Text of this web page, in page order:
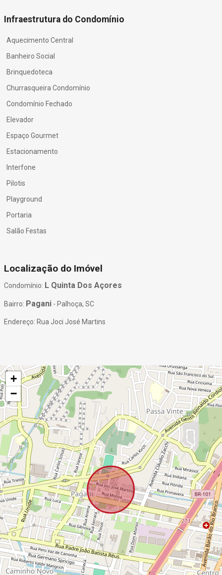
Infraestrutura do Condomínio
Aquecimento Central
Banheiro Social
Brinquedoteca
Churrasqueira Condomínio
Condomínio Fechado
Elevador
Espaço Gourmet
Estacionamento
Interfone
Pilotis
Playground
Portaria
Salão Festas
Localização do Imóvel
Condomínio: L Quinta Dos Açores
Bairro: Pagani - Palhoça, SC
Endereço: Rua Joci José Martins
+
−